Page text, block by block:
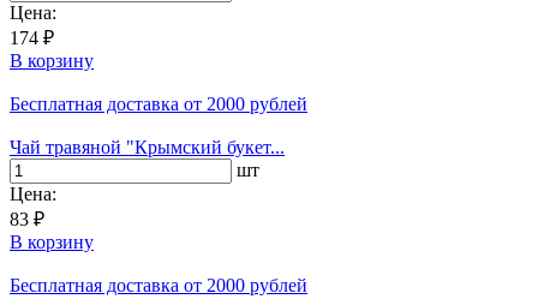
Цена:
174 ₽
В корзину
Бесплатная доставка от 2000 рублей
Чай травяной "Крымский букет...
шт
Цена:
83 ₽
В корзину
Бесплатная доставка от 2000 рублей